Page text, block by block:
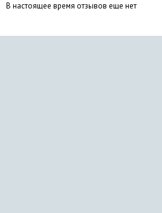
В настоящее время отзывов еще нет